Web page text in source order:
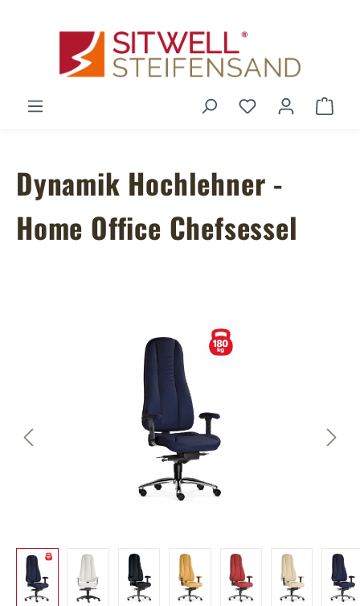
Du hast 0
Dynamik Hochlehner -
Home Office Chefsessel
Bildergalerie überspringen